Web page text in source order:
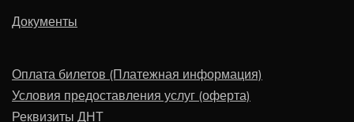
Документы
Оплата билетов (Платежная информация)
Условия предоставления услуг (оферта)
Реквизиты ДНТ